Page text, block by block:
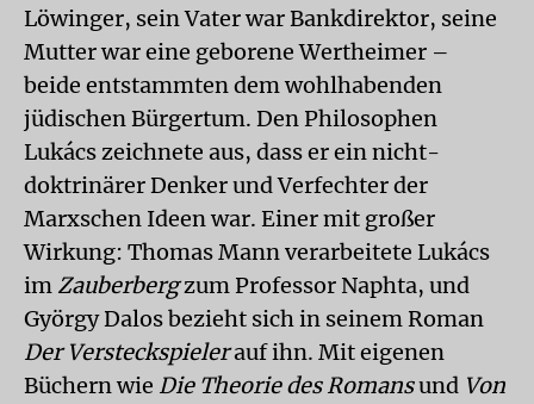
Löwinger, sein Vater war Bankdirektor, seine
Mutter war eine geborene Wertheimer –
beide entstammten dem wohlhabenden
jüdischen Bürgertum. Den Philosophen
Lukács zeichnete aus, dass er ein nicht-
doktrinärer Denker und Verfechter der
Marxschen Ideen war. Einer mit großer
Wirkung: Thomas Mann verarbeitete Lukács
im Zauberbergzum Professor Naphta, und
György Dalos bezieht sich in seinem Roman
Der Versteckspielerauf ihn. Mit eigenen
Büchern wie Die Theorie des Romansund Von